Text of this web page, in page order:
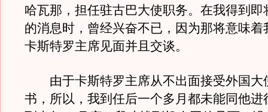
哈瓦那，担任驻古巴大使职务。在我得到即
的消息时，曾经兴奋不已，因为那将意味着
卡斯特罗主席见面并且交谈。
由于卡斯特罗主席从不出面接受外国大
书，所以，我到任后一个多月都未能同他进